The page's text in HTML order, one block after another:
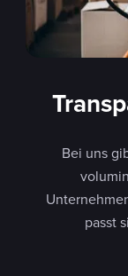
Bei uns
passt